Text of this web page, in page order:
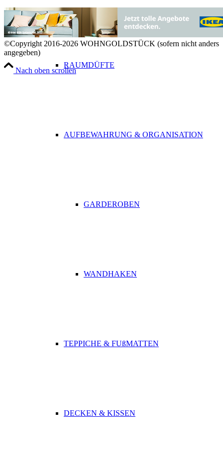
RAUMDÜFTE
AUFBEWAHRUNG & ORGANISATION
GARDEROBEN
WANDHAKEN
TEPPICHE & FUßMATTEN
DECKEN & KISSEN
©Copyright 2016-2026 WOHNGOLDSTÜCK (sofern nicht anders
angegeben)
Nach oben scrollen